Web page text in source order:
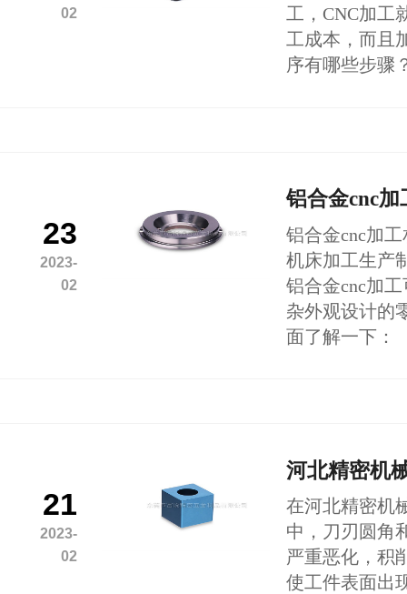
02
工，CNC加工
工成本，而且
序有哪些步骤
23
2023-
02
铝合金cnc
铝合金cnc加
机床加工生产
铝合金cnc加
杂外观设计的
面了解一下：
21
2023-
02
河北精密机
在河北精密机
中，刀刃圆角
严重恶化，积
使工件表面出